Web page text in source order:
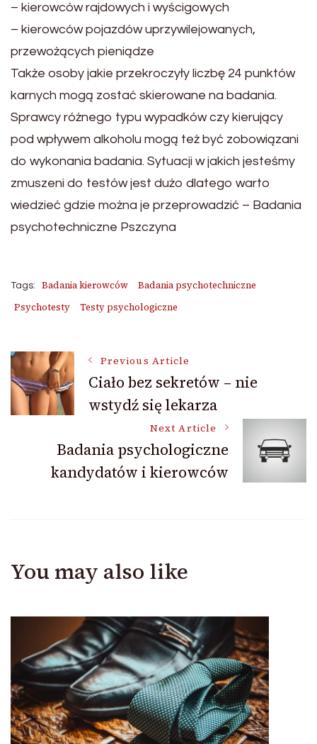
– kierowców rajdowych i wyścigowych
– kierowców pojazdów uprzywilejowanych,
przewożących pieniądze
Także osoby jakie przekroczyły liczbę 24 punktów
karnych mogą zostać skierowane na badania.
Sprawcy różnego typu wypadków czy kierujący
pod wpływem alkoholu mogą też być zobowiązani
do wykonania badania. Sytuacji w jakich jesteśmy
zmuszeni do testów jest dużo dlatego warto
wiedzieć gdzie można je przeprowadzić – Badania
psychotechniczne Pszczyna
Tags: Badania kierowców
Badania psychotechniczne
Psychotesty
Testy psychologiczne
Post
Navigation
Previous Article
Ciało bez sekretów – nie
wstydź się lekarza
Next Article
Badania psychologiczne
kandydatów i kierowców
You may also like